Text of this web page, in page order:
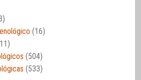
(16)
(504)
(533)